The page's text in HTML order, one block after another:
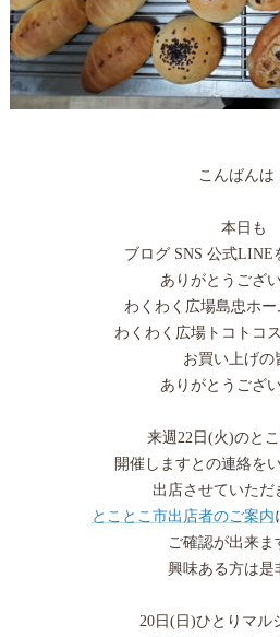
こんばんは
本日も
ブログ SNS 公式LINE
ありがとうござい
わくわく広場島忠ホ
わくわく広場トコトコ
お買い上げの
ありがとうござい
来週22日(火)のと
開催しますとの連絡を
出店させていただ
とことこ市出店者のご案内
ご確認が出来ま
興味ある方は是
20日(日)ひとりマル